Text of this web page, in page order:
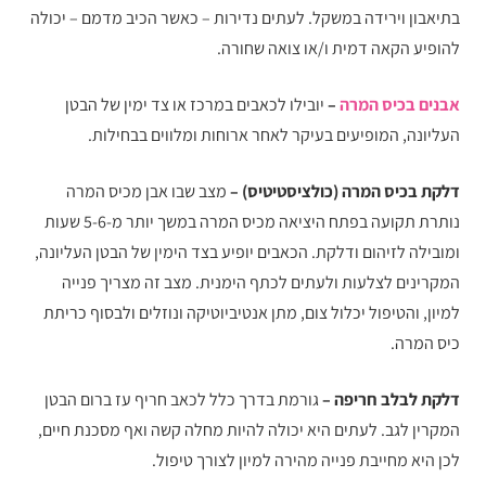
בתיאבון וירידה במשקל. לעתים נדירות – כאשר הכיב מדמם – יכולה
להופיע הקאה דמית ו/או צואה שחורה.
אבנים בכיס המרה–יובילו לכאבים במרכז או צד ימין של הבטן
העליונה, המופיעים בעיקר לאחר ארוחות ומלווים בבחילות.
דלקת בכיס המרה (כולציסטיטיס) –מצב שבו אבן מכיס המרה
נותרת תקועה בפתח היציאה מכיס המרה במשך יותר מ-5-6 שעות
ומובילה לזיהום ודלקת. הכאבים יופיע בצד הימין של הבטן העליונה,
המקרינים לצלעות ולעתים לכתף הימנית. מצב זה מצריך פנייה
למיון, והטיפול יכלול צום, מתן אנטיביוטיקה ונוזלים ולבסוף כריתת
כיס המרה.
דלקת לבלב חריפה –גורמת בדרך כלל לכאב חריף עז ברום הבטן
המקרין לגב. לעתים היא יכולה להיות מחלה קשה ואף מסכנת חיים,
לכן היא מחייבת פנייה מהירה למיון לצורך טיפול.